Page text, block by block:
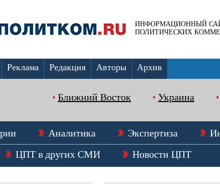
ИНФОРМАЦИОННЫЙ
ПОЛИТИЧЕСКИХ
Реклама Редакция Авторы Архив
Ближний Восток Украина
Аналитика Экспертиза
ЦПТ в других СМИ Новости ЦПТ